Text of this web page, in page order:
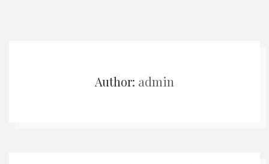
Author: admin